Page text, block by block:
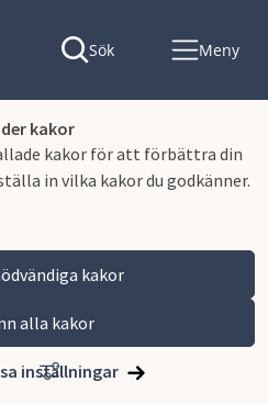
kakor
kakor för att förbättra din
in vilka kakor du godkänner.
kakor
alla kakor
inställningar
Sök Meny